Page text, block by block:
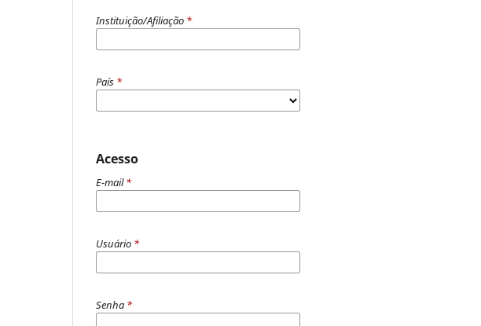
Instituição/Afiliação *
País *
Acesso
E-mail*
Usuário *
Senha *